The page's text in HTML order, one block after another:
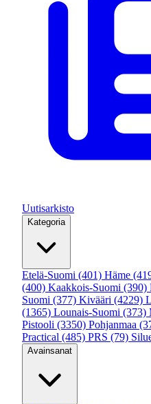
Uutisarkisto
Kategoria
Etelä-Suomi (401) Häme
(400) Kaakkois-Suomi (390)
Suomi (377) Kivääri (4229)
(1365) Lounais-Suomi (373)
Pistooli (3350) Pohjanmaa
Practical (485) PRS (79)
Avainsanat